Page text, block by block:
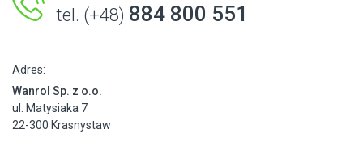
tel. (+48) 884 800 551
Adres:
Wanrol Sp. z o.o.
ul. Matysiaka 7
22-300 Krasnystaw